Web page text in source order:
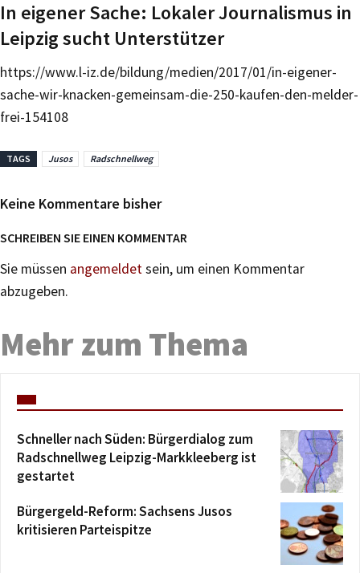
In eigener Sache: Lokaler Journalismus in
Leipzig sucht Unterstützer
https://www.l-iz.de/bildung/medien/2017/01/in-eigener-
sache-wir-knacken-gemeinsam-die-250-kaufen-den-melder-
frei-154108
TAGS Jusos Radschnellweg
Keine Kommentare bisher
SCHREIBEN SIE EINEN KOMMENTAR
Sie müssen angemeldetsein, um einen Kommentar
abzugeben.
Mehr zum Thema
Schneller nach Süden: Bürgerdialog zum
Radschnellweg Leipzig-Markkleeberg ist
gestartet
Bürgergeld-Reform: Sachsens Jusos
kritisieren Parteispitze